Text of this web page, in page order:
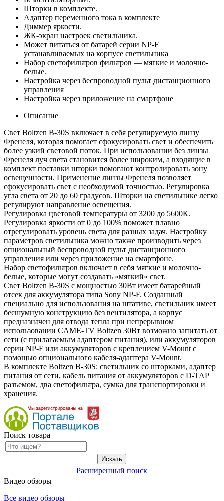
Шторки в комплекте.
Адаптер переменного тока в комплекте
Диммер яркости.
ЖК-экран настроек светильника.
Может питаться от батарей серии NP-F
устанавливаемых на корпусе светильника
Набор светофильтров фильтров — мягкие и молочно-
белые.
Настройка через беспроводной пульт дистанционного
управления
Настройка через приложение на смартфоне
Описание
Свет Boltzen B-30S включает в себя регулируемую линзу
Френеля, которая помогает сфокусировать свет и обеспечить
более узкий световой поток. При использовании без линзы
Френеля луч света становится более широким, а входящие в
комплект поставки шторки помогают контролировать зону
освещенности. Применение линзы Френеля позволяет
сфокусировать свет с необходимой точностью. Регулировка
угла света от 20 до 60 градусов. Шторки на светильнике легко
регулируют направление освещения.
Регулировка цветовой температуры от 3200 до 5600К.
Регулировка яркости от 0 до 100% поможет плавно
отрегулировать уровень света для разных задач. Настройку
параметров светильника можно также производить через
опциональный беспроводной пульт дистанционного
управления или через приложение на смартфоне.
Набор светофильтров включает в себя мягкие и молочно-
белые, которые могут создавать «мягкий» свет.
Свет Boltzen B-30S с мощностью 30Вт имеет батарейный
отсек для аккумулятора типа Sony NP-F. Созданный
специально для использования на штативе, светильник имеет
бесшумную конструкцию без вентилятора, а корпус
предназначен для отвода тепла при непрерывном
использовании CAME-TV Boltzen 30Вт возможно запитать от
сети (с прилагаемым адаптером питания), или аккумуляторов
серии NP-F или аккумуляторов с креплением V-Mount с
помощью опционального кабеля-адаптера V-Mount.
В комплекте Boltzen B-30S: cветильник со шторками, адаптер
питания от сети, кабель питания от аккумуляторов с D-TAP
разъемом, два светофильтра, сумка для транспортировки и
хранения.
Поиск товара
Расширенный поиск
Видео обзоры
Все видео обзоры